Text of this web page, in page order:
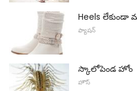
Heels లేకుండా
ఫ్యాషన్
స్కాలోపెండ హోం
హౌస్